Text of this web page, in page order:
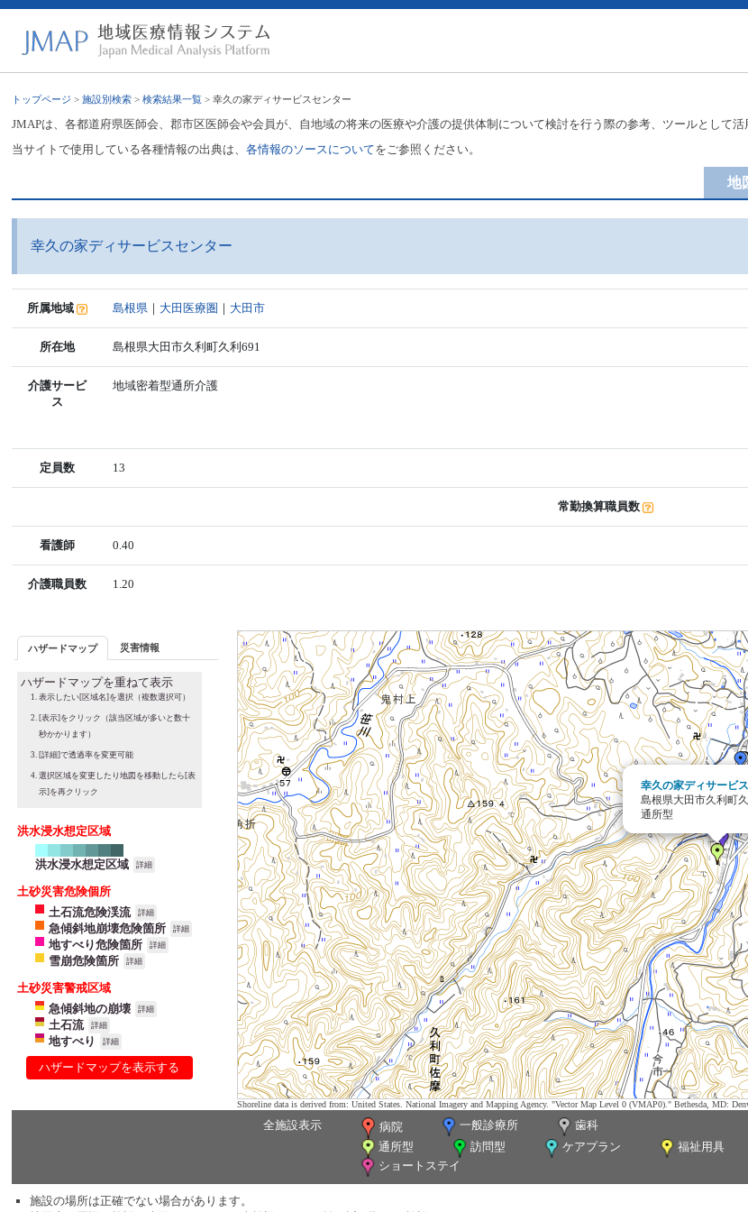
トップページ >施設別検索 >検索結果一覧 > 幸久の家ディサービスセンター
JMAPは、各都道府県医師会、郡市区医師会や会員が、自地域の将来の医療や介護の提供体制について検討を行う際の参考、ツールとして活
当サイトで使用している各種情報の出典は、各情報のソースについてをご参照ください。
地
幸久の家ディサービスセンター
所属地域 島根県 ｜ 大田医療圏 ｜ 大田市
所在地 島根県大田市久利町久利691
介護サービ
ス
地域密着型通所介護
定員数 13
常勤換算職員数
看護師 0.40
介護職員数 1.20
ハザードマップ 災害情報
ハザードマップを重ねて表示
表示したい[区域名]を選択（複数選択可）
[表示]をクリック（該当区域が多いと数十
秒かかります）
[詳細]で透過率を変更可能
選択区域を変更したり地図を移動したら[表
示]を再クリック
洪水浸水想定区域
洪水浸水想定区域 詳細
土砂災害危険個所
土石流危険渓流
詳細
急傾斜地崩壊危険箇所 詳細
地すべり危険箇所 詳細
雪崩危険箇所 詳細
土砂災害警戒区域
急傾斜地の崩壊
詳細
土石流 詳細
地すべり 詳細
ハザードマップを表示する
幸久の家ディサービ
島根県大田市久利町
通所型
Shoreline data is derived from: United States. National Imagery and Mapping Agency. "Vector Map Level 0 (VMAP0)." Bethesda, MD:
全施設表示 病院 一般診療所 歯科
通所型
訪問型 ケアプラン 福祉用具
ショートステイ
施設の場所は正確でない場合があります。